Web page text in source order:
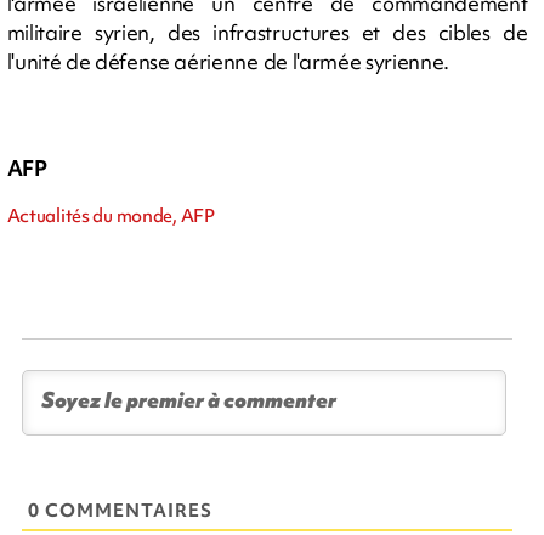
militaire syrien, des infrastructures et des cibles de
l'unité de défense aérienne de l'armée syrienne.
AFP
Actualités du monde, AFP
0 COMMENTAIRES